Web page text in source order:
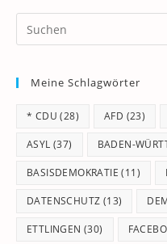
Meine Schlagwörter
* CDU (28) AFD (23)
ASYL (37) BADEN-
BASISDEMOKRATIE (11)
DATENSCHUTZ (13)
ETTLINGEN (30)